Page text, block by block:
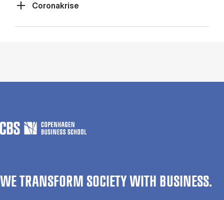
Coronakrise
WE TRANSFORM SOCIETY WITH BUSINESS.